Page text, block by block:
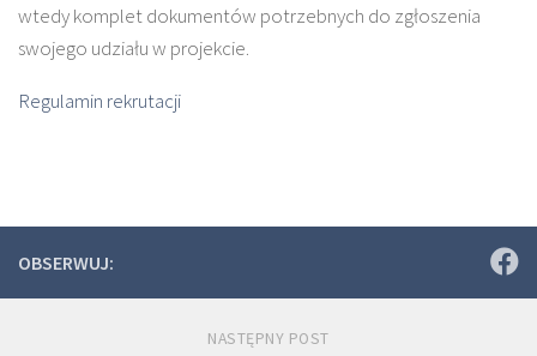
wtedy komplet dokumentów potrzebnych do zgłoszenia
swojego udziału w projekcie.
Regulamin rekrutacji
OBSERWUJ:
NASTĘPNY POST